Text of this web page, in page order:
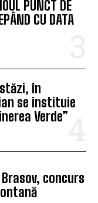
PUNCT DE
CU DATA
în
se instituie
Verde”
concurs